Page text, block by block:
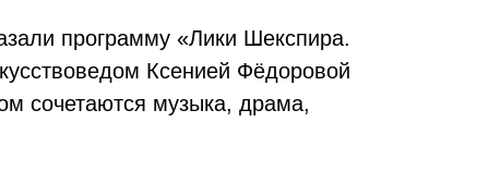
программу «Лики Шекспира.
Ксенией Фёдоровой
сочетаются музыка, драма,